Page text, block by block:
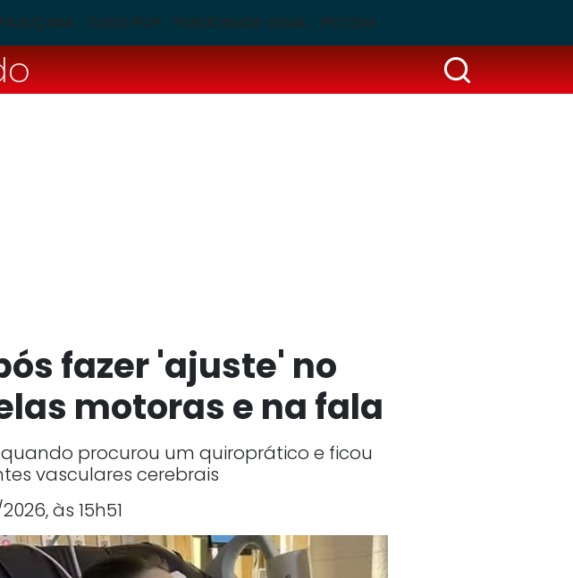
TUDO POP PUBLICIDADE LEGAL PSCOM
fazer 'ajuste' no
motoras e na fala
quando procurou um quiroprático e ficou
vasculares cerebrais
às 15h51